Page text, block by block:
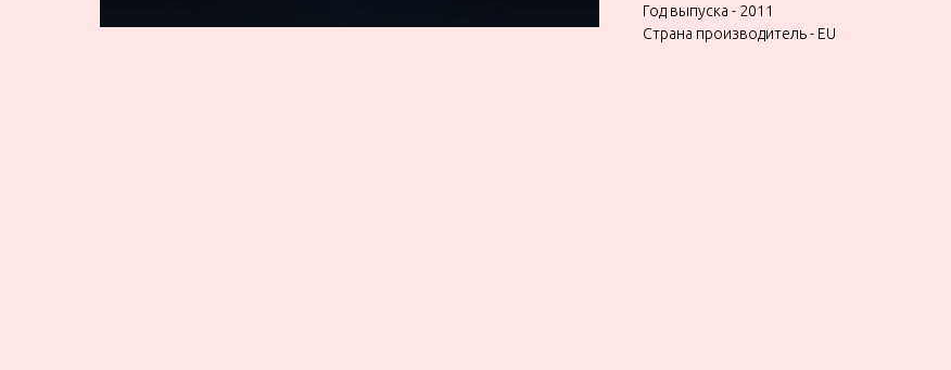
Год выпуска - 2011
Страна производитель - EU